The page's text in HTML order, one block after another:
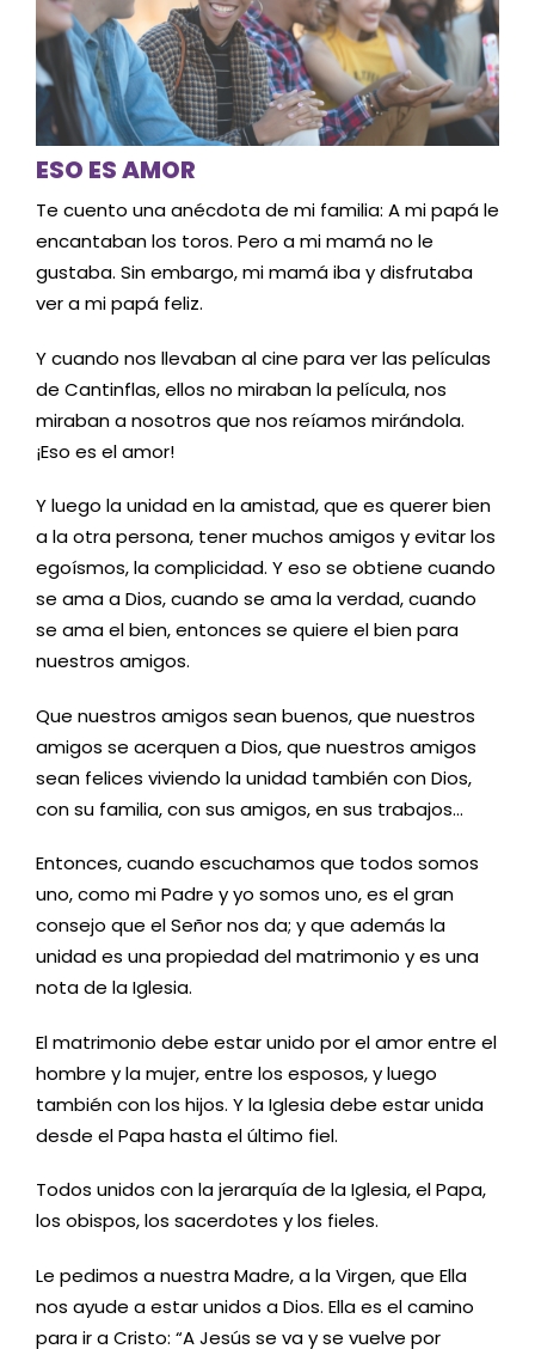
ESO ES AMOR
Te cuento una anécdota de mi familia: A mi papá le
encantaban los toros. Pero a mi mamá no le
gustaba. Sin embargo, mi mamá iba y disfrutaba
ver a mi papá feliz.
Y cuando nos llevaban al cine para ver las películas
de Cantinflas, ellos no miraban la película, nos
miraban a nosotros que nos reíamos mirándola.
¡Eso es el amor!
Y luego la unidad en la amistad, que es querer bien
a la otra persona, tener muchos amigos y evitar los
egoísmos, la complicidad. Y eso se obtiene cuando
se ama a Dios, cuando se ama la verdad, cuando
se ama el bien, entonces se quiere el bien para
nuestros amigos.
Que nuestros amigos sean buenos, que nuestros
amigos se acerquen a Dios, que nuestros amigos
sean felices viviendo la unidad también con Dios,
con su familia, con sus amigos, en sus trabajos…
Entonces, cuando escuchamos que todos somos
uno, como mi Padre y yo somos uno, es el gran
consejo que el Señor nos da; y que además la
unidad es una propiedad del matrimonio y es una
nota de la Iglesia.
El matrimonio debe estar unido por el amor entre el
hombre y la mujer, entre los esposos, y luego
también con los hijos. Y la Iglesia debe estar unida
desde el Papa hasta el último fiel.
Todos unidos con la jerarquía de la Iglesia, el Papa,
los obispos, los sacerdotes y los fieles.
Le pedimos a nuestra Madre, a la Virgen, que Ella
nos ayude a estar unidos a Dios. Ella es el camino
para ir a Cristo: “A Jesús se va y se vuelve por